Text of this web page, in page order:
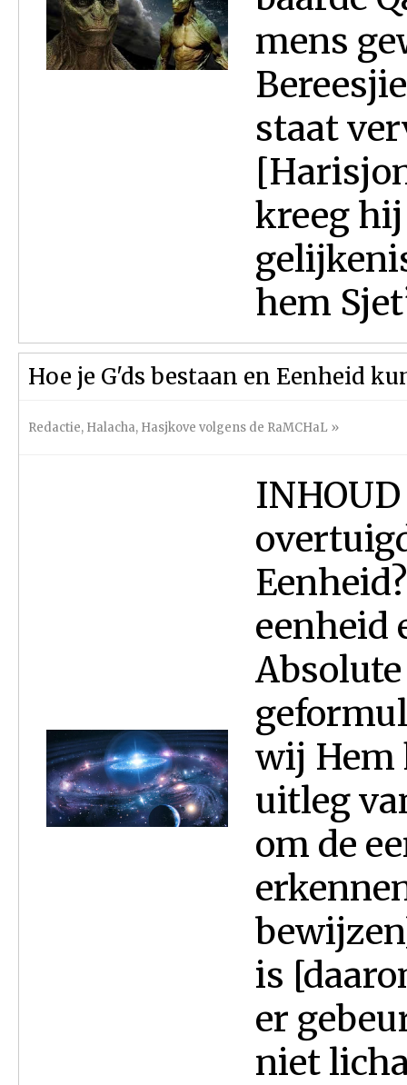
mens
staat
kreeg
hem
Hoe je G'ds bestaan en Eenheid
Redactie, Halacha, Hasjkove volgens de RaMCHaL »
eenheid
wij Hem
uitleg
om de
is
er
niet